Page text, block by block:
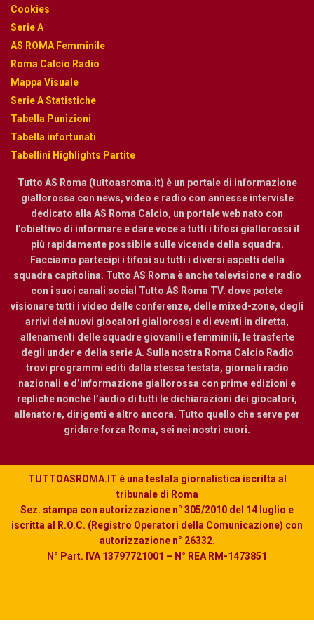
Cookies
Serie A
AS ROMA Femminile
Roma Calcio Radio
Mappa Visuale
Serie A Statistiche
Tabella Punizioni
Tabella infortunati
Tabellini Highlights Partite
Tutto AS Roma (tuttoasroma.it) è un portale di informazione
giallorossa con news, video e radio con annesse interviste
dedicato alla AS Roma Calcio, un portale web nato con
l’obiettivo di informare e dare voce a tutti i tifosi giallorossi il
più rapidamente possibile sulle vicende della squadra.
Facciamo partecipi i tifosi su tutti i diversi aspetti della
squadra capitolina. Tutto AS Roma è anche televisione e radio
con i suoi canali social Tutto AS Roma TV. dove potete
visionare tutti i video delle conferenze, delle mixed-zone, degli
arrivi dei nuovi giocatori giallorossi e di eventi in diretta,
allenamenti delle squadre giovanili e femminili, le trasferte
degli under e della serie A. Sulla nostra Roma Calcio Radio
trovi programmi editi dalla stessa testata, giornali radio
nazionali e d’informazione giallorossa con prime edizioni e
repliche nonché l’audio di tutti le dichiarazioni dei giocatori,
allenatore, dirigenti e altro ancora. Tutto quello che serve per
gridare forza Roma, sei nei nostri cuori.
TUTTOASROMA.IT è una testata giornalistica iscritta al
tribunale di Roma
Sez. stampa con autorizzazione n° 305/2010 del 14 luglio e
iscritta al R.O.C. (Registro Operatori della Comunicazione) con
autorizzazione n° 26332.
N° Part. IVA 13797721001 – N° REA RM-1473851